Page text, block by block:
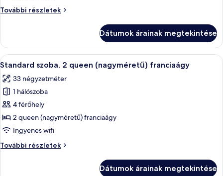
1
méretű)
franciaágy
További részletek
Standard
(extra
méretű)
franciaágy
részletei
Dátumok árainak megtekintése
A
következő
szoba
összes
képének
megtekintése:
Standard
2
Egy szállodai szoba, amelyben
4
Standard szoba, 2 queen (nagyméretű) franciaágy
33 négyzetméter
1 hálószoba
4 férőhely
2 queen (nagyméretű) franciaágy
Ingyenes wifi
További részletek
Standard
Dátumok árainak megtekintése